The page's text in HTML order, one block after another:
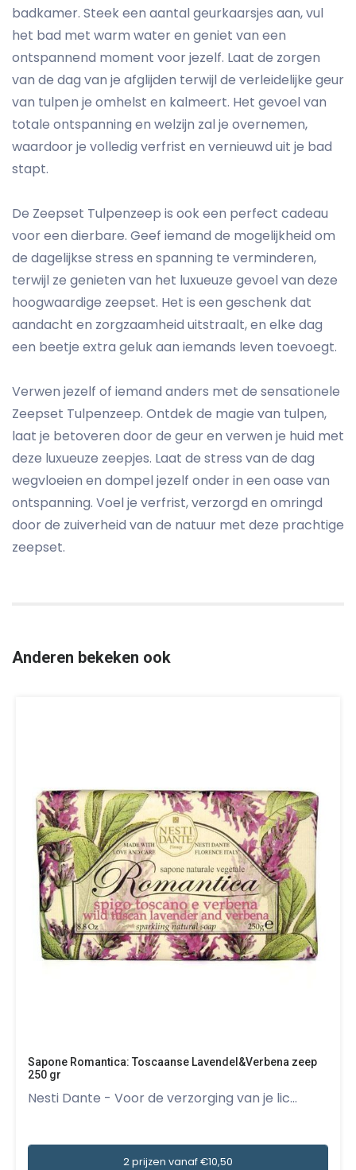
badkamer. Steek een aantal geurkaarsjes aan, vul
het bad met warm water en geniet van een
ontspannend moment voor jezelf. Laat de zorgen
van de dag van je afglijden terwijl de verleidelijke geur
van tulpen je omhelst en kalmeert. Het gevoel van
totale ontspanning en welzijn zal je overnemen,
waardoor je volledig verfrist en vernieuwd uit je bad
stapt.
De Zeepset Tulpenzeep is ook een perfect cadeau
voor een dierbare. Geef iemand de mogelijkheid om
de dagelijkse stress en spanning te verminderen,
terwijl ze genieten van het luxueuze gevoel van deze
hoogwaardige zeepset. Het is een geschenk dat
aandacht en zorgzaamheid uitstraalt, en elke dag
een beetje extra geluk aan iemands leven toevoegt.
Verwen jezelf of iemand anders met de sensationele
Zeepset Tulpenzeep. Ontdek de magie van tulpen,
laat je betoveren door de geur en verwen je huid met
deze luxueuze zeepjes. Laat de stress van de dag
wegvloeien en dompel jezelf onder in een oase van
ontspanning. Voel je verfrist, verzorgd en omringd
door de zuiverheid van de natuur met deze prachtige
zeepset.
Anderen bekeken ook
Sapone Romantica: Toscaanse Lavendel&Verbena zeep
250 gr
Nesti Dante - Voor de verzorging van je lic...
2 prijzen vanaf €10,50